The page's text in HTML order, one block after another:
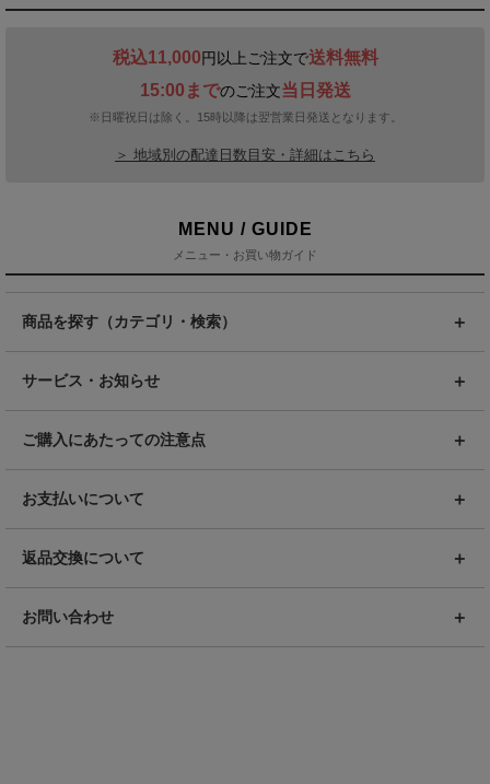
税込11,000円以上ご注文で送料無料
15:00までのご注文当日発送
※日曜祝日は除く。15時以降は翌営業日発送となります。
＞ 地域別の配達日数目安・詳細はこちら
MENU / GUIDE
メニュー・お買い物ガイド
商品を探す（カテゴリ・検索）
サービス・お知らせ
ご購入にあたっての注意点
お支払いについて
返品交換について
お問い合わせ